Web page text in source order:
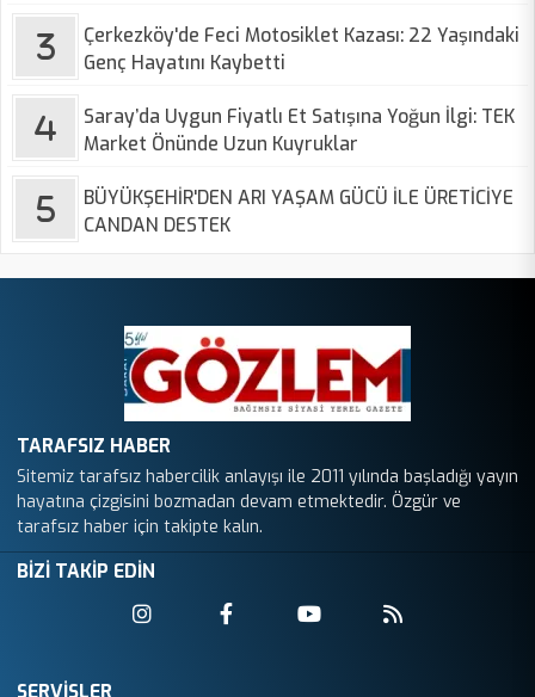
Çerkezköy'de Feci Motosiklet Kazası: 22 Yaşındaki
Genç Hayatını Kaybetti
Saray’da Uygun Fiyatlı Et Satışına Yoğun İlgi: TEK
Market Önünde Uzun Kuyruklar
BÜYÜKŞEHİR'DEN ARI YAŞAM GÜCÜ İLE ÜRETİCİYE
CANDAN DESTEK
TARAFSIZ HABER
Sitemiz tarafsız habercilik anlayışı ile 2011 yılında başladığı yayın
hayatına çizgisini bozmadan devam etmektedir. Özgür ve
tarafsız haber için takipte kalın.
BİZİ TAKİP EDİN
SERVİSLER